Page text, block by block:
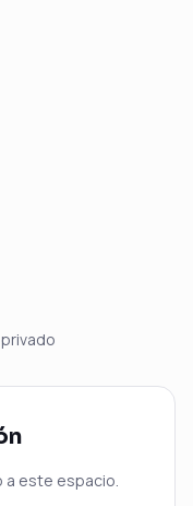
a este espacio.